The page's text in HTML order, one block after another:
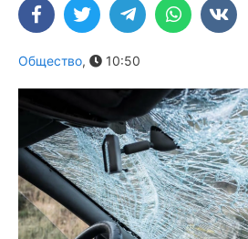
Общество, 10:50